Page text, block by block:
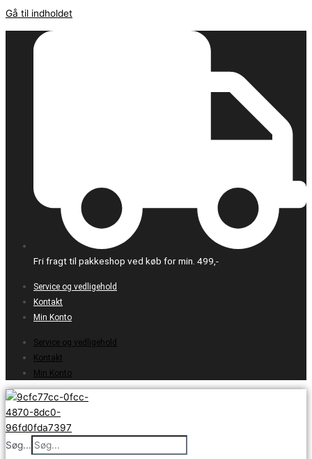
Gå til indholdet
Fri fragt til pakkeshop ved køb for min. 499,-
Service og vedligehold
Kontakt
Min Konto
Service og vedligehold
Kontakt
Min Konto
Søg...